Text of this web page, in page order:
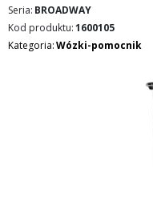
Seria: BROADWAY
Kod produktu:1600105
Kategoria:Wózki-pomocnik